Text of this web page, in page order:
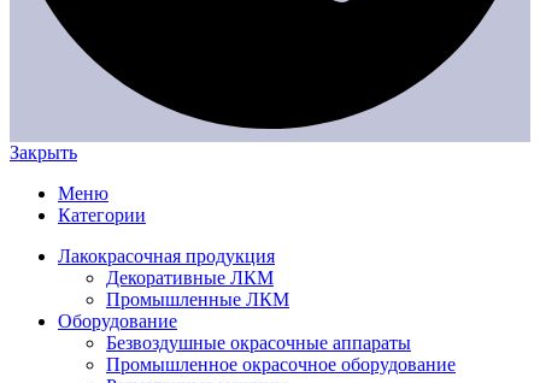
Закрыть
Меню
Категории
Лакокрасочная продукция
Декоративные ЛКМ
Промышленные ЛКМ
Оборудование
Безвоздушные окрасочные аппараты
Промышленное окрасочное оборудование